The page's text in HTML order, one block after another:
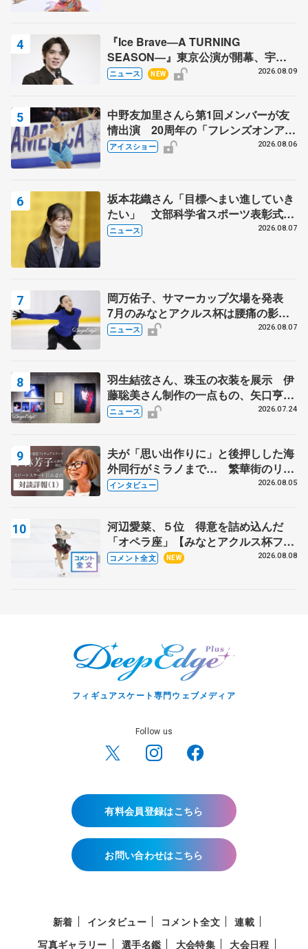
『Ice Brave―A TURNING
SEASON―』東京公演が開幕、宇野
昌磨の『Ice Brave』にかける思いを
ニュース NEW 2026.08.09
中野友加里さんら第1回メンバーが友
情出演 20周年の「フレンズオンアイ
ス」 宮本賢二さん、有川梨絵さん、
アイスショー 2026.08.06
坂本花織さん「目標へまい進していき
たい」 文部科学省スポーツ表彰式で
代表謝辞
ニュース 2026.08.07
岡万佑子、サマーカップ欠場を発表
7月のみなとアクルス杯は腰痛の影響
で
ニュース 2026.08.07
羽生結弦さん、珠玉の衣装を展示 伊
藤聡美さん制作の一点もの、矢口亨さ
んが撮影
ニュース 2026.07.24
夫が「思い出作りに」と後押しした海
外同行がミラノまで… 繁華街のリン
クでは不良のお兄さんも味方に 小林
インタビュー 2026.08.05
河辺愛菜、５位 得意を詰め込んだ
「オペラ座」【みなとアクルス杯フリ
ー】
コメント全文 NEW 2026.08.08
フィギュアスケート専門ウェブメディア
Follow us
有料会員登録はこちら
お問い合わせはこちら
新着 インタビュー コメント全文
連載
写真ギャラリー
選手名鑑 大会特集 大会日程